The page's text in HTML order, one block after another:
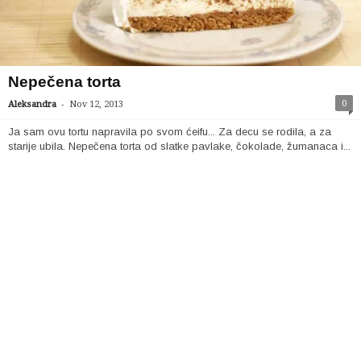
Nepečena torta
Aleksandra - Nov 12, 2013 0
Ja sam ovu tortu napravila po svom ćeifu... Za decu se rodila, a za
starije ubila. Nepečena torta od slatke pavlake, čokolade, žumanaca i...